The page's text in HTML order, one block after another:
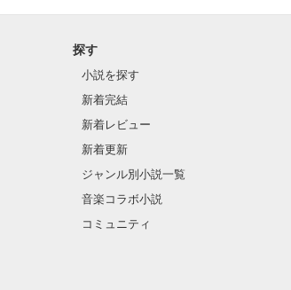
探す
小説を探す
新着完結
新着レビュー
新着更新
ジャンル別小説一覧
音楽コラボ小説
コミュニティ